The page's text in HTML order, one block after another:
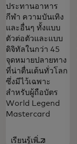
ประทานอาหาร
กีฬา ความบันเทิง
และอื่นๆ ทั้งแบบ
ตัวต่อตัวและแบบ
ดิจิทัลในกว่า 45
จุดหมายปลายทาง
ที่น่าตื่นเต้นทั่วโลก
ซึ่งมีไว้เฉพาะ
สำหรับผู้ถือบัตร
World Legend
Mastercard
เรียนรู้เพิ่ม